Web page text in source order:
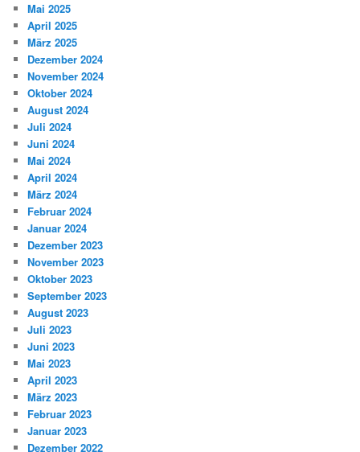
Mai 2025
April 2025
März 2025
Dezember 2024
November 2024
Oktober 2024
August 2024
Juli 2024
Juni 2024
Mai 2024
April 2024
März 2024
Februar 2024
Januar 2024
Dezember 2023
November 2023
Oktober 2023
September 2023
August 2023
Juli 2023
Juni 2023
Mai 2023
April 2023
März 2023
Februar 2023
Januar 2023
Dezember 2022